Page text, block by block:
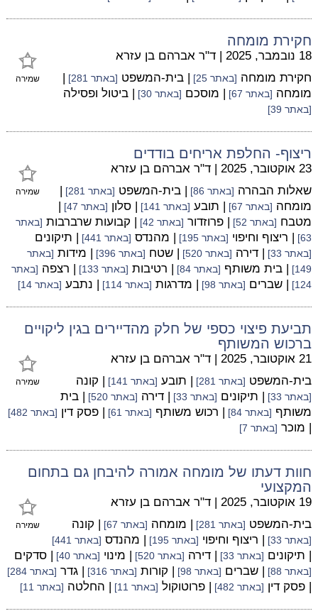
חקירת מומחה
שמירה
18 נובמבר, 2025 | ד"ר אברהם בן עזרא
חקירת מומחה [באתר 25] | בית-המשפט [באתר 281]
|
מומחה [באתר 67] | מוסכם [באתר 30] | ביטול ופסילה
[באתר 39]
ריצוף- החלפת אריחים בודדים
שמירה
23 אוקטובר, 2025 | ד"ר אברהם בן עזרא
שאלות הבהרה [באתר 86] | בית-המשפט [באתר 281]
|
מומחה [באתר 67] | תובע [באתר 141] | סלון [באתר 47]
|
מטבח [באתר 52] | פרוזדור [באתר 42] | קבועות שרברבות [באתר
63]
| ריצוף וחיפוי [באתר 195] | מהנדס [באתר 441] | תיקונים
[באתר 33] | דירה [באתר 520] | שטח [באתר 396] | מידות [באתר
149]
| בית משותף [באתר 84] | רטיבות [באתר 133] | רצפה [באתר
124]
| שברים [באתר 98] | מדרגות [באתר 114] | נתבע [באתר 14]
תביעת פיצוי כספי של חלק מהדיירים בגין ליקויים
ברכוש המשותף
שמירה
21 אוקטובר, 2025 | ד"ר אברהם בן עזרא
בית-המשפט [באתר 281] | תובע [באתר 141] | קונה
[באתר 33] | תיקונים [באתר 33] | דירה [באתר 520]
| בית
משותף [באתר 84] | רכוש משותף [באתר 61] | פסק דין [באתר 482]
| מוכר [באתר 7]
חוות דעתו של מומחה אמורה להיבחן גם בתחום
המקצועי
שמירה
19 אוקטובר, 2025 | ד"ר אברהם בן עזרא
בית-המשפט [באתר 281] | מומחה [באתר 67] | קונה
[באתר 33] | ריצוף וחיפוי [באתר 195] | מהנדס [באתר 441]
| תיקונים [באתר 33] | דירה [באתר 520] | מינוי [באתר 40] | סדקים
[באתר 88] | שברים [באתר 98] | קורות [באתר 316] | גדר [באתר 284]
| פסק דין [באתר 482] | פרוטוקול [באתר 11] | החלטה [באתר 11]